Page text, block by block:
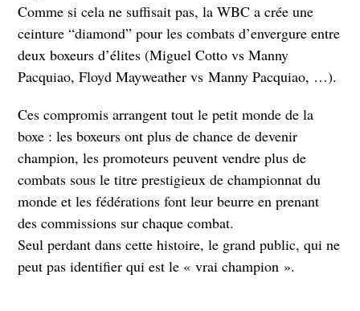
Comme si cela ne suffisait pas, la WBC a crée une
ceinture “diamond” pour les combats d’envergure entre
deux boxeurs d’élites (Miguel Cotto vs Manny
Pacquiao, Floyd Mayweather vs Manny Pacquiao, …).
Ces compromis arrangent tout le petit monde de la
boxe : les boxeurs ont plus de chance de devenir
champion, les promoteurs peuvent vendre plus de
combats sous le titre prestigieux de championnat du
monde et les fédérations font leur beurre en prenant
des commissions sur chaque combat.
Seul perdant dans cette histoire, le grand public, qui ne
peut pas identifier qui est le « vrai champion ».